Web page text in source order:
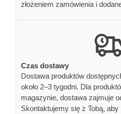
złożeniem zamówienia i
Czas dostawy
Dostawa produktów
około 2–3 tygodni. Dla
magazynie, dostawa zajmuje
Skontaktujemy się z Tobą,